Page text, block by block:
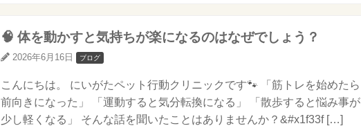
🧠 体を動かすと気持ちが楽になるのはなぜでしょう？
2026年6月16日 ブログ
こんにちは。 にいがたペット行動クリニックです🐾 「筋トレを始めたら
前向きになった」 「運動すると気分転換になる」 「散歩すると悩み事が
少し軽くなる」 そんな話を聞いたことはありませんか？&#x1f33f […]